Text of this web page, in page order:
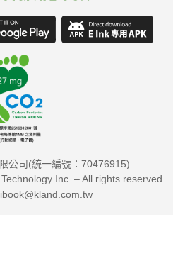
公司(統一編號：70476915)
Inc. – All rights reserved.